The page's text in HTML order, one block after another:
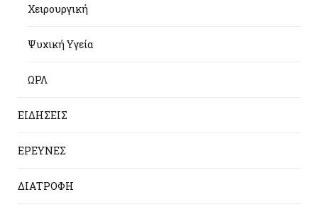
Χειρουργική
Ψυχική Υγεία
ΩΡΛ
ΕΙΔΗΣΕΙΣ
ΕΡΕΥΝΕΣ
ΔΙΑΤΡΟΦΗ